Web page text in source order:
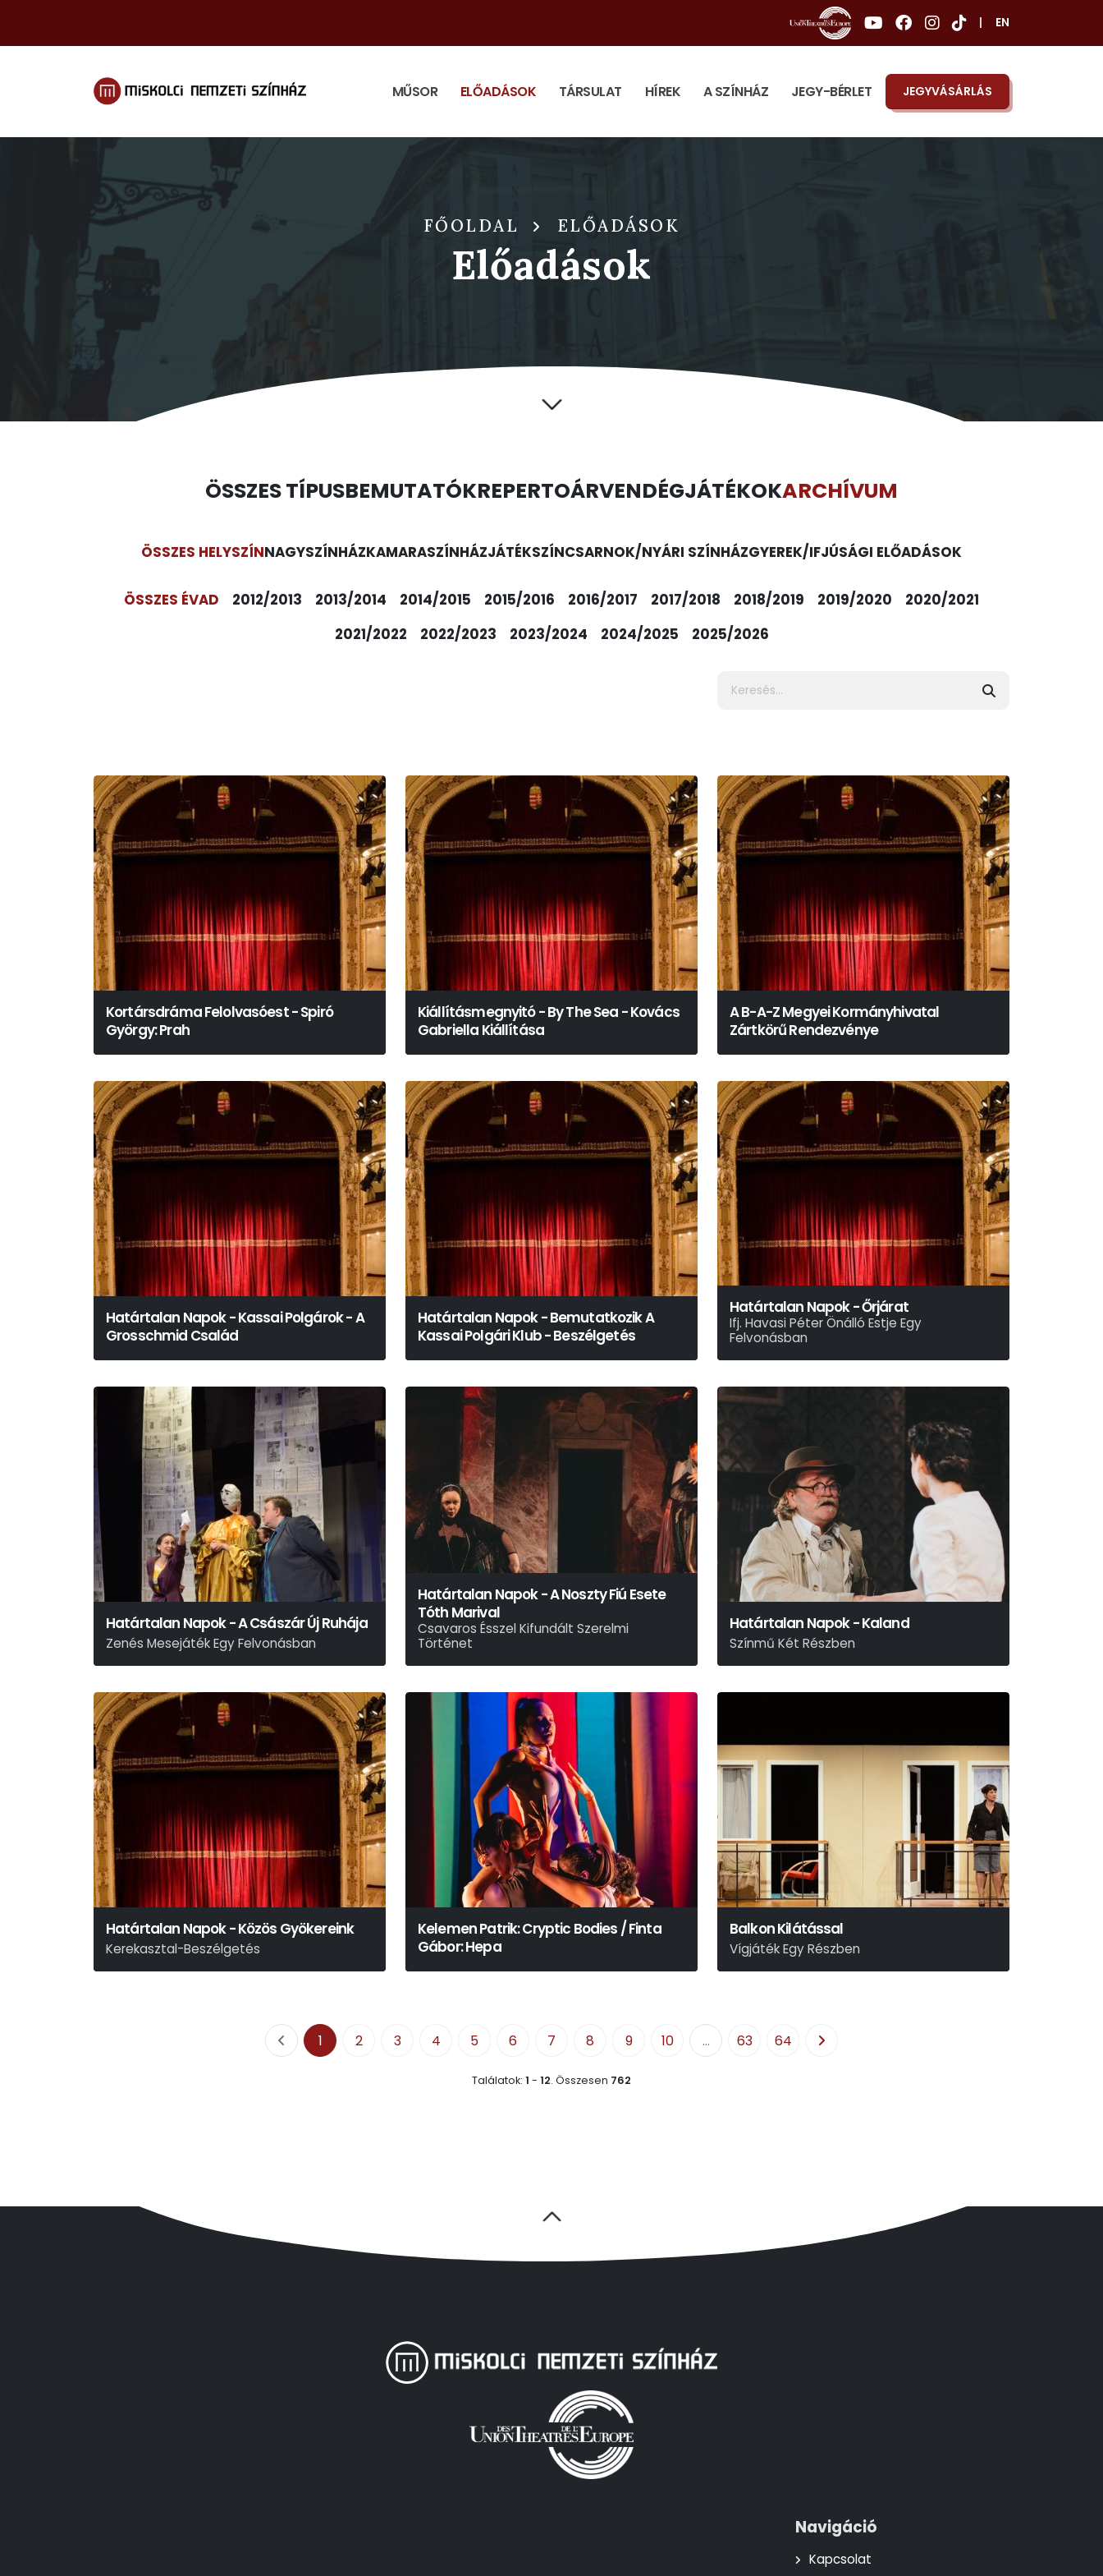
EN
MŰSOR ELŐADÁSOK TÁRSULAT HÍREK A SZÍNHÁZ JEGY-BÉRLET JEGYVÁSÁRLÁS
FŐOLDAL ELŐADÁSOK
Előadások
ÖSSZES TÍPUSBEMUTATÓKREPERTOÁRVENDÉGJÁTÉKOKARCHÍVUM
ÖSSZES HELYSZÍNNAGYSZÍNHÁZKAMARASZÍNHÁZJÁTÉKSZÍNCSARNOK/NYÁRI SZÍNHÁZGYEREK/IFJÚSÁGI ELŐADÁSOK
ÖSSZES ÉVAD 2012/2013 2013/2014 2014/2015 2015/2016 2016/2017 2017/2018 2018/2019 2019/2020
2020/2021
2021/2022
2022/2023 2023/2024 2024/2025 2025/2026
Kortársdráma Felolvasóest - Spiró
György: Prah
Kiállításmegnyitó - By The Sea - Kovács
Gabriella Kiállítása
A B-A-Z Megyei Kormányhivatal
Zártkörű Rendezvénye
Határtalan Napok - Kassai Polgárok - A
Grosschmid Család
Határtalan Napok - Bemutatkozik A
Kassai Polgári Klub - Beszélgetés
Határtalan Napok - Őrjárat
Ifj. Havasi Péter Önálló Estje Egy
Felvonásban
Határtalan Napok - A Császár Új Ruhája
Zenés Mesejáték Egy Felvonásban
Hans Christian Andersen
Határtalan Napok - A Noszty Fiú Esete
Tóth Marival
Csavaros Ésszel Kifundált Szerelmi
Történet
Mikszáth Kálmán - Gyarmati Kata
Határtalan Napok - Kaland
Színmű Két Részben
Márai Sándor
Határtalan Napok - Közös Gyökereink
Kerekasztal-Beszélgetés
Kelemen Patrik: Cryptic Bodies / Finta
Gábor: Hepa
Balkon Kilátással
Vígjáték Egy Részben
Wil Calhoun
1 2 3 4 5 6 7 8 9 10 ... 63 64
Találatok: 1 - 12. Összesen 762
Navigáció
Kapcsolat